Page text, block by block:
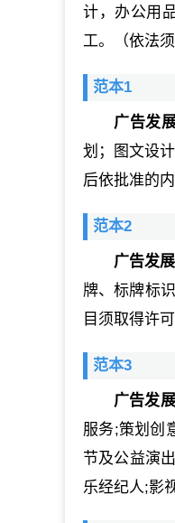
计，办公用
工。（依法
范本1
广告发
划；图文设
后依批准的
范本2
广告发
牌、标牌标
目须取得许
范本3
广告发
服务;策划创
节及公益演
乐经纪人;影